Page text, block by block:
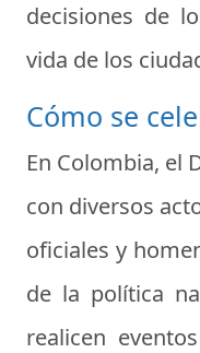
decisiones de
vida de los
Cómo se
En Colombia, el
con diversos
oficiales y
de la política
realicen